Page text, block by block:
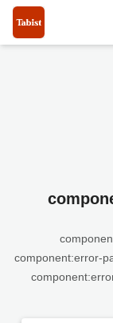
component:error-